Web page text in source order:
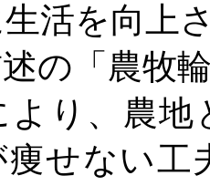
活を向上
の「農牧
より、農
せない工